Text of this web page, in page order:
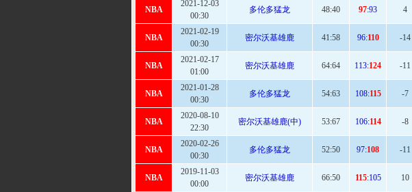
NBA
2021-12-03
00:30
多伦多猛龙 48:40 97:93 4
NBA
2021-02-19
00:30
密尔沃基雄鹿 41:58 96:110 -14
NBA
2021-02-17
01:00
密尔沃基雄鹿 64:64 113:124 -11
NBA
2021-01-28
00:30
多伦多猛龙 54:63 108:115 -7
NBA
2020-08-10
22:30
密尔沃基雄鹿(中) 53:67 106:114 -8
NBA
2020-02-26
00:30
多伦多猛龙 52:50 97:108 -11
NBA
2019-11-03
00:00
密尔沃基雄鹿 66:50 115:105 10